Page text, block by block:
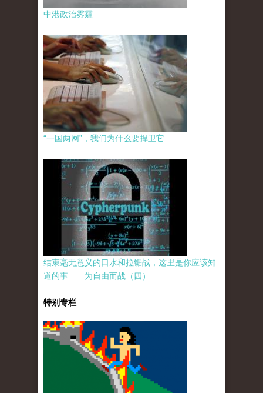
中港政治雾霾
“一国两网”，我们为什么要捍卫它
结束毫无意义的口水和拉锯战，这里是你应该知
道的事——为自由而战（四）
特别专栏